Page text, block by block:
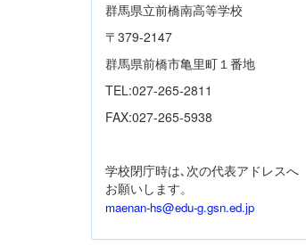
群馬県立前橋南高等学校
〒379-2147
群馬県前橋市亀里町１番地
TEL:027-265-2811
FAX:027-265-5938
学校閉庁時は､次の代表アドレスへ
お願いします。
maenan-hs@edu-g.gsn.ed.jp